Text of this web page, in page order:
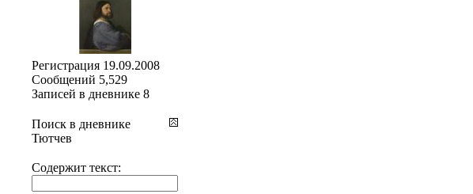
Регистрация 19.09.2008
Сообщений 5,529
Записей в дневнике 8
Поиск в дневнике
Тютчев
Содержит текст: